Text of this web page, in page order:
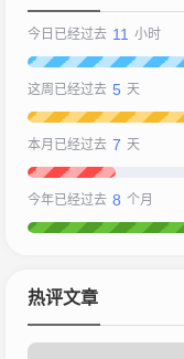
今日已经过去 11 小时
这周已经过去 5 天
本月已经过去 7 天
今年已经过去 8 个月
热评文章